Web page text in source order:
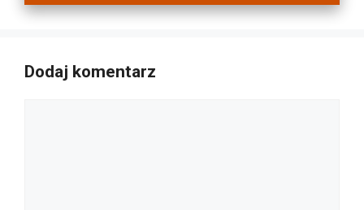
Dodaj komentarz